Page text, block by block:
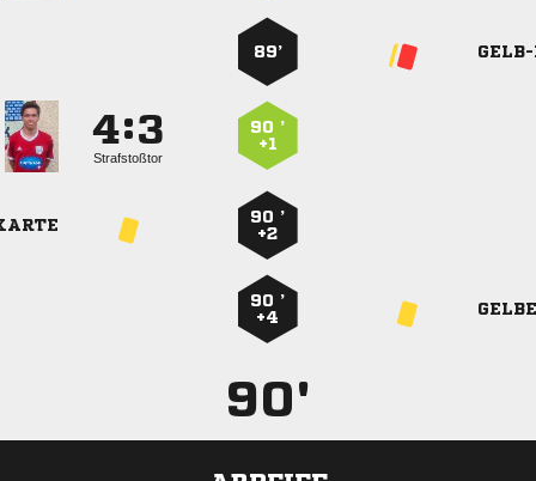
89’
:
Strafstoßtor
90 ’
+1
90 ’
+2
90 ’
+4
90'